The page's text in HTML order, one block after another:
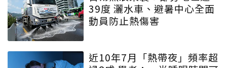
39度 灑水車、避暑中心全面
動員防止熱傷害
近10年7月「熱帶夜」頻率超